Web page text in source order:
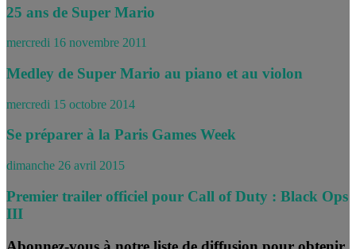
25 ans de Super Mario
mercredi 16 novembre 2011
Medley de Super Mario au piano et au violon
mercredi 15 octobre 2014
Se préparer à la Paris Games Week
dimanche 26 avril 2015
Premier trailer officiel pour Call of Duty : Black Ops
III